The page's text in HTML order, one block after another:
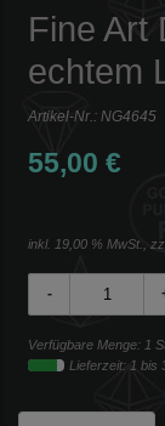
Fine Art
echtem
Artikel-Nr.: NG4645
55,00 €
inkl. 19,00 % MwSt.,
Verfügbare Menge: 1
Lieferzeit: 1 bis